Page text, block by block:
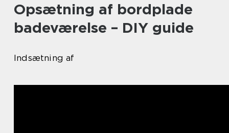
Opsætning af bordplade
badeværelse – DIY guide
Indsætning af